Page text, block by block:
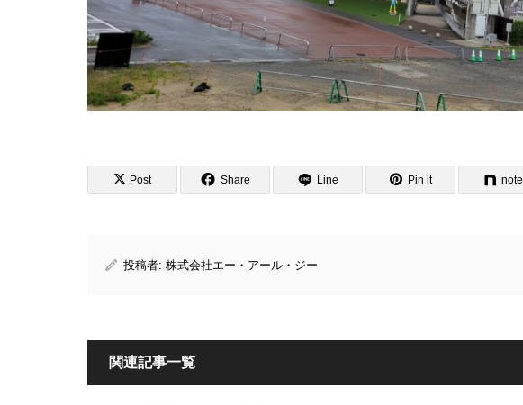
Post Share Line Pin it note
投稿者: 株式会社エー・アール・ジー
関連記事一覧